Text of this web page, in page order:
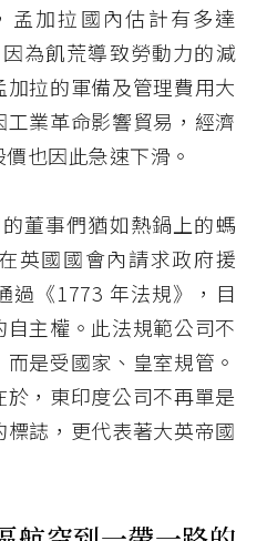
孟加拉國內估計有多達
為飢荒導致勞動力的減
拉的軍備及管理費用大
業革命影響貿易，經濟
也因此急速下滑。
董事們猶如熱鍋上的螞
英國國會內請求政府援
過《1773 年法規》，目
主權。此法規範公司不
是受國家、皇室規管。
於，東印度公司不再單是
誌，更代表著大英帝國